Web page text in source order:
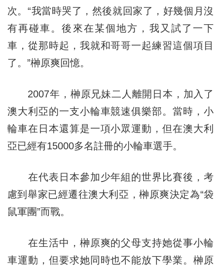
次。“我當時哭了，然後就回家了，好幾個月沒
有再碰車。後來在某個地方，我又試了一下
車，從那時起，我就和哥哥一起練習這個項目
了。”榊原爽回憶。
2007年，榊原兄妹二人離開日本，加入了
澳大利亞的一支小輪車競速俱樂部。當時，小
輪車在日本還算是一項小眾運動，但在澳大利
亞已經有15000多名註冊的小輪車選手。
在代表日本參加少年組的世界比賽後，考
慮到舉家已經遷往澳大利亞，榊原爽決定為“袋
鼠軍團”而戰。
在生活中，榊原爽的父母支持她從事小輪
車運動，但要求她同時也不能放下學業。榊原